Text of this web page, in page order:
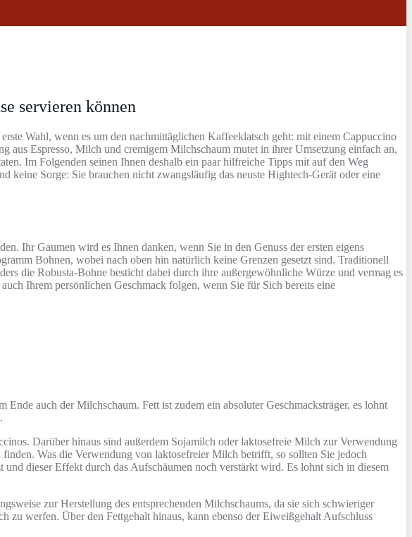
servieren können
Wahl, wenn es um den nachmittäglichen Kaffeeklatsch geht: mit einem Cappuccino
aus Espresso, Milch und cremigem Milchschaum mutet in ihrer Umsetzung einfach an,
Im Folgenden seinen Ihnen deshalb ein paar hilfreiche Tipps mit auf den Weg
keine Sorge: Sie brauchen nicht zwangsläufig das neuste Hightech-Gerät oder eine
Ihr Gaumen wird es Ihnen danken, wenn Sie in den Genuss der ersten eigens
Bohnen, wobei nach oben hin natürlich keine Grenzen gesetzt sind. Traditionell
die Robusta-Bohne besticht dabei durch ihre außergewöhnliche Würze und vermag es
Ihrem persönlichen Geschmack folgen, wenn Sie für Sich bereits eine
auch der Milchschaum. Fett ist zudem ein absoluter Geschmacksträger, es lohnt
Darüber hinaus sind außerdem Sojamilch oder laktosefreie Milch zur Verwendung
Was die Verwendung von laktosefreier Milch betrifft, so sollten Sie jedoch
dieser Effekt durch das Aufschäumen noch verstärkt wird. Es lohnt sich in diesem
zur Herstellung des entsprechenden Milchschaums, da sie sich schwieriger
zu werfen. Über den Fettgehalt hinaus, kann ebenso der Eiweißgehalt Aufschluss